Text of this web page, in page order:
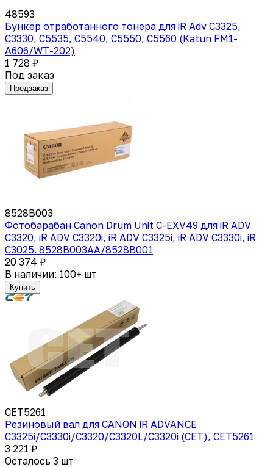
48593
Бункер отработанного тонера для iR Adv C3325,
C3330, C5535, C5540, C5550, C5560 (Katun FM1-
A606/WT-202)
1 728 ₽
Под заказ
Предзаказ
8528B003
Фотобарабан Canon Drum Unit C-EXV49 для iR ADV
C3320, iR ADV C3320i, iR ADV C3325i, iR ADV C3330i, iR
C3025. 8528B003AA/8528B001
20 374 ₽
В наличии: 100+ шт
Купить
CET5261
Резиновый вал для CANON iR ADVANCE
C3325i/C3330i/C3320/C3320L/C3320i (CET), CET5261
3 221 ₽
Осталось 3 шт